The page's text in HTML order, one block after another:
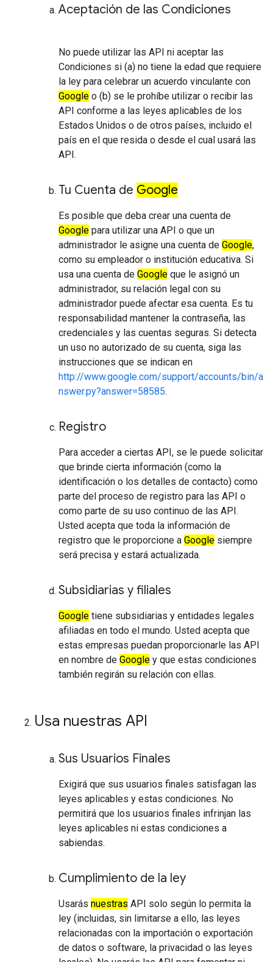
Aceptación de las Condiciones
No puede utilizar las API ni aceptar las
Condiciones si (a) no tiene la edad que requiere
la ley para celebrar un acuerdo vinculante con
Google o (b) se le prohíbe utilizar o recibir las
API conforme a las leyes aplicables de los
Estados Unidos o de otros países, incluido el
país en el que resida o desde el cual usará las
API.
Tu Cuenta de Google
Es posible que deba crear una cuenta de
Google para utilizar una API o que un
administrador le asigne una cuenta de Google,
como su empleador o institución educativa. Si
usa una cuenta de Google que le asignó un
administrador, su relación legal con su
administrador puede afectar esa cuenta. Es tu
responsabilidad mantener la contraseña, las
credenciales y las cuentas seguras. Si detecta
un uso no autorizado de su cuenta, siga las
instrucciones que se indican en
http://www.google.com/support/accounts/bin/a
nswer.py?answer=58585.
Registro
Para acceder a ciertas API, se le puede solicitar
que brinde cierta información (como la
identificación o los detalles de contacto) como
parte del proceso de registro para las API o
como parte de su uso continuo de las API.
Usted acepta que toda la información de
registro que le proporcione a Google siempre
será precisa y estará actualizada.
Subsidiarias y filiales
Google tiene subsidiarias y entidades legales
afiliadas en todo el mundo. Usted acepta que
estas empresas puedan proporcionarle las API
en nombre de Google y que estas condiciones
también regirán su relación con ellas.
Usa nuestras API
Sus Usuarios Finales
Exigirá que sus usuarios finales satisfagan las
leyes aplicables y estas condiciones. No
permitirá que los usuarios finales infrinjan las
leyes aplicables ni estas condiciones a
sabiendas.
Cumplimiento de la ley
Usarás nuestras API solo según lo permita la
ley (incluidas, sin limitarse a ello, las leyes
relacionadas con la importación o exportación
de datos o software, la privacidad o las leyes